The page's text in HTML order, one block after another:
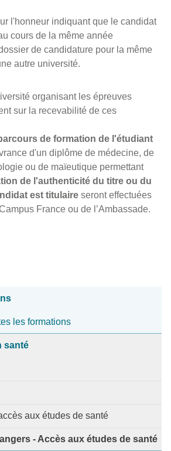
l'honneur indiquant que le candidat
cours de la même année
de candidature pour la même
autre université.
organisant les épreuves
sur la recevabilité de ces
de formation de l'étudiant
d'un diplôme de médecine, de
ou de maïeutique permettant
de l'authenticité du titre ou du
est titulaire seront effectuées
France ou de l’Ambassade.
les formations
santé
aux études de santé
- Accès aux études de santé